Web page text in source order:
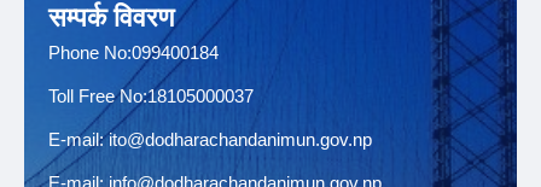
सम्पर्क विवरण
Phone No:099400184
Toll Free No:18105000037
E-mail:ito@dodharachandanimun.gov.np
E-mail: info@dodharachandanimun.gov.np